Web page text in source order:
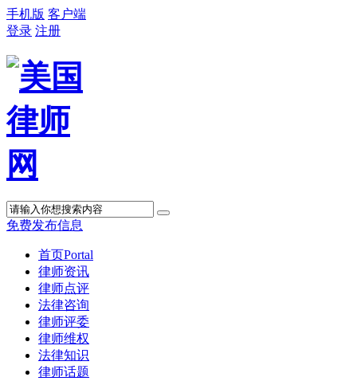
手机版 客户端
登录 注册
免费发布信息
首页Portal
律师资讯
律师点评
法律咨询
律师评委
律师维权
法律知识
律师话题